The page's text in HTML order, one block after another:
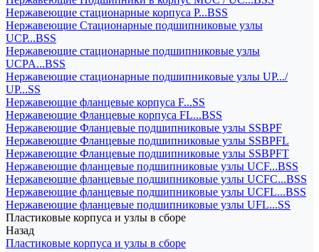
Нержавеющие стационарные корпуса P...BSS
Нержавеющие Стационарные подшипниковые узлы
UCP...BSS
Нержавеющие стационарные подшипниковые узлы
UCPA...BSS
Нержавеющие стационарные подшипниковые узлы UP.../
UP...SS
Нержавеющие фланцевые корпуса F...SS
Нержавеющие Фланцевые корпуса FL...BSS
Нержавеющие Фланцевые подшипниковые узлы SSBPF
Нержавеющие Фланцевые подшипниковые узлы SSBPFL
Нержавеющие Фланцевые подшипниковые узлы SSBPFT
Нержавеющие фланцевые подшипниковые узлы UCF...BSS
Нержавеющие фланцевые подшипниковые узлы UCFC...BSS
Нержавеющие фланцевые подшипниковые узлы UCFL...BSS
Нержавеющие фланцевые подшипниковые узлы UFL...SS
Пластиковые корпуса и узлы в сборе
Назад
Пластиковые корпуса и узлы в сборе